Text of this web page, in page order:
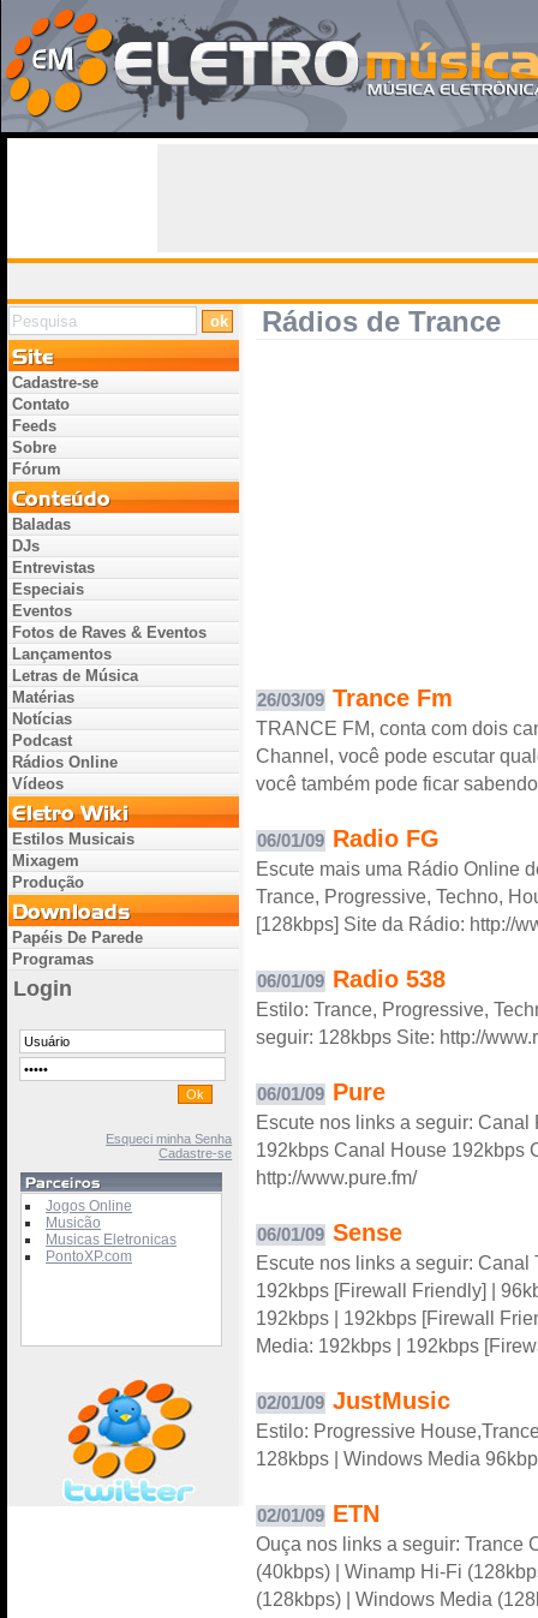
Rádios de Trance
26/03/09 Trance Fm
TRANCE FM, conta com dois
Channel, você pode escutar
você também pode ficar
06/01/09 Radio FG
Escute mais uma Rádio Online
Trance, Progressive, Techno,
[128kbps] Site da Rádio: http://
06/01/09 Radio 538
Estilo: Trance, Progressive,
seguir: 128kbps Site: http://
06/01/09 Pure
Escute nos links a seguir:
192kbps Canal House 192kbps
http://www.pure.fm/
06/01/09 Sense
Escute nos links a seguir: Canal
192kbps [Firewall Friendly] |
192kbps | 192kbps [Firewall
Media: 192kbps | 192kbps
02/01/09 JustMusic
Estilo: Progressive
128kbps | Windows Media
02/01/09 ETN
Ouça nos links a seguir: Trance
(40kbps) | Winamp Hi-Fi
(128kbps) | Windows Media
Cadastre-se
Contato
Feeds
Sobre
Fórum
Baladas
DJs
Entrevistas
Especiais
Eventos
Fotos de Raves & Eventos
Lançamentos
Letras de Música
Matérias
Notícias
Podcast
Rádios Online
Vídeos
Estilos Musicais
Mixagem
Produção
Papéis De Parede
Programas
Login
Esqueci minha Senha
Cadastre-se
Jogos Online
Musicão
Musicas Eletronicas
PontoXP.com